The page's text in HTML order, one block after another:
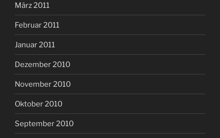
März 2011
Februar 2011
Januar 2011
Dezember 2010
November 2010
Oktober 2010
September 2010